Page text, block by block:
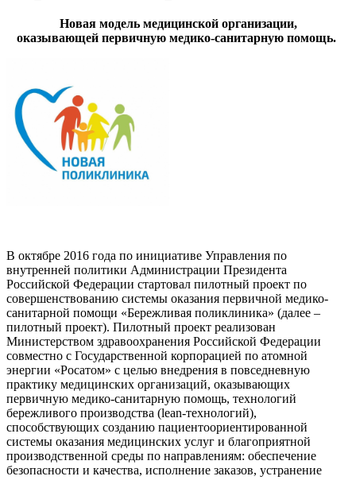
Новая модель медицинской организации,
оказывающей первичную медико-санитарную помощь.
В октябре 2016 года по инициативе Управления по
внутренней политики Администрации Президента
Российской Федерации стартовал пилотный проект по
совершенствованию системы оказания первичной медико-
санитарной помощи «Бережливая поликлиника» (далее –
пилотный проект). Пилотный проект реализован
Министерством здравоохранения Российской Федерации
совместно с Государственной корпорацией по атомной
энергии «Росатом» с целью внедрения в повседневную
практику медицинских организаций, оказывающих
первичную медико-санитарную помощь, технологий
бережливого производства (lеаn-технологий),
способствующих созданию пациентоориентированной
системы оказания медицинских услуг и благоприятной
производственной среды по направлениям: обеспечение
безопасности и качества, исполнение заказов, устранение